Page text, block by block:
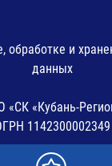
обработке и
данных
«СК «Кубань-
1142300002349